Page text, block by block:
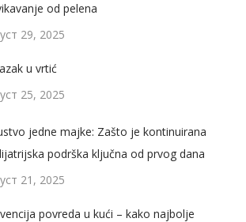
od pelena
29, 2025
u vrtić
25, 2025
jedne majke: Zašto je kontinuirana
podrška ključna od prvog dana
21, 2025
povreda u kući – kako najbolje